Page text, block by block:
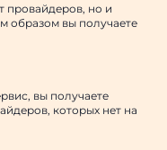
провайдеров, но и
образом вы получаете
вы получаете
которых нет на